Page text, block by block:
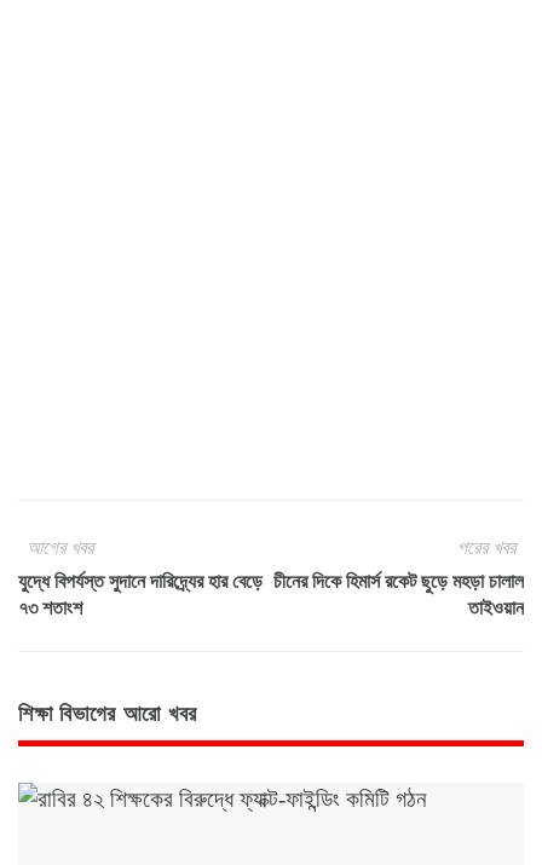
আগের খবর
যুদ্ধে বিপর্যস্ত সুদানে দারিদ্র্যের হার বেড়ে
৭৩ শতাংশ
পরের খবর
চীনের দিকে হিমার্স রকেট ছুড়ে মহড়া চালাল
তাইওয়ান
শিক্ষা বিভাগের আরো খবর